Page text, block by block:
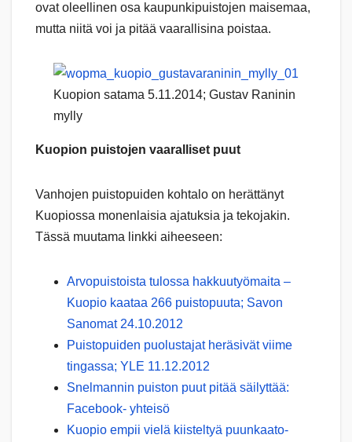
ovat oleellinen osa kaupunkipuistojen maisemaa,
mutta niitä voi ja pitää vaarallisina poistaa.
Kuopion satama 5.11.2014; Gustav Raninin
mylly
Kuopion puistojen vaaralliset puut
Vanhojen puistopuiden kohtalo on herättänyt
Kuopiossa monenlaisia ajatuksia ja tekojakin.
Tässä muutama linkki aiheeseen:
Arvopuistoista tulossa hakkuutyömaita –
Kuopio kaataa 266 puistopuuta; Savon
Sanomat 24.10.2012
Puistopuiden puolustajat heräsivät viime
tingassa; YLE 11.12.2012
Snelmannin puiston puut pitää säilyttää:
Facebook- yhteisö
Kuopio empii vielä kiisteltyä puunkaato-